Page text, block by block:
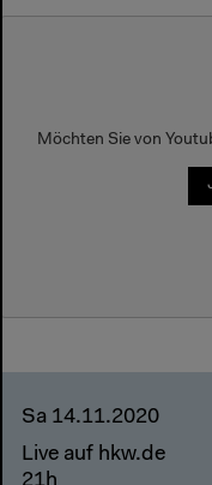
Möchten Sie von
Sa 14.11.2020
Live auf hkw.de